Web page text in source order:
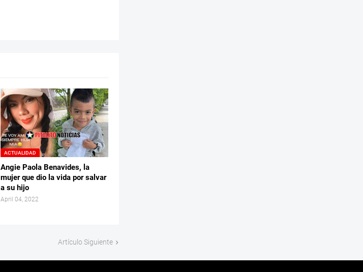
ACTUALIDAD
Angie Paola Benavides, la
mujer que dio la vida por salvar
a su hijo
April 04, 2022
Artículo Siguiente